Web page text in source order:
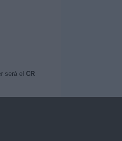
será el CR